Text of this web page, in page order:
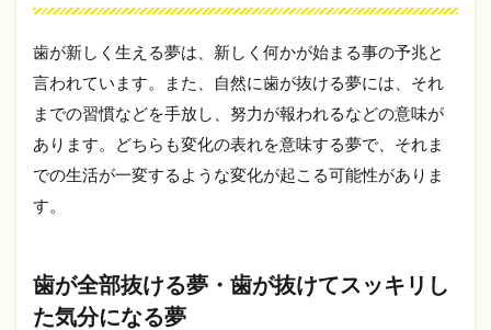
紹介
2.1
のク
ーち
くじ
京都
宝く
じ
歯が新しく生える夢は、新しく何かが始まる事の予兆と
言われています。また、自然に歯が抜ける夢には、それ
までの習慣などを手放し、努力が報われるなどの意味が
あります。どちらも変化の表れを意味する夢で、それま
での生活が一変するような変化が起こる可能性がありま
す。
歯が全部抜ける夢・歯が抜けてスッキリし
た気分になる夢